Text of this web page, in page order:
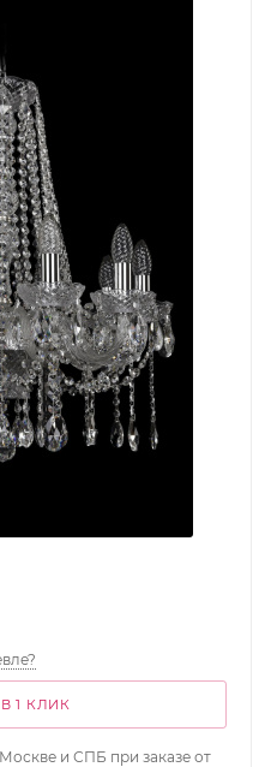
1 КЛИК
и СПБ при заказе от